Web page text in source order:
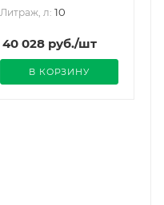
Литраж, л: 10
40 028 руб./шт
В КОРЗИНУ